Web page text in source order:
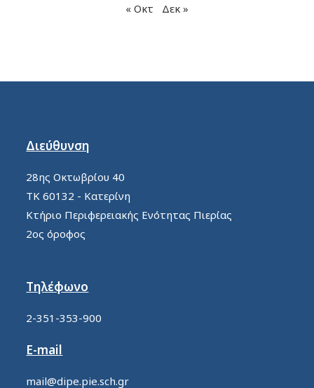
« Οκτ Δεκ »
Διεύθυνση
28ης Οκτωβρίου 40
ΤΚ 60132 - Κατερίνη
Κτήριο Περιφερειακής Ενότητας Πιερίας
2ος όροφος
Τηλέφωνο
2-351-353-900
E-mail
mail@dipe.pie.sch.gr